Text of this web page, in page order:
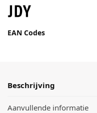
EAN Codes
Beschrijving
Aanvullende informatie